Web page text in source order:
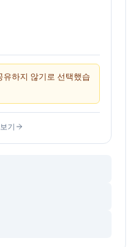
하지 않기로 선택했습
기